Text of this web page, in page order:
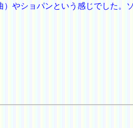
やショパンという感じでした。